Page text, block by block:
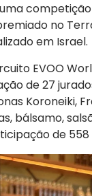
no
em Israel.
EVOO
de 27
Koroneiki,
bálsamo,
de 558